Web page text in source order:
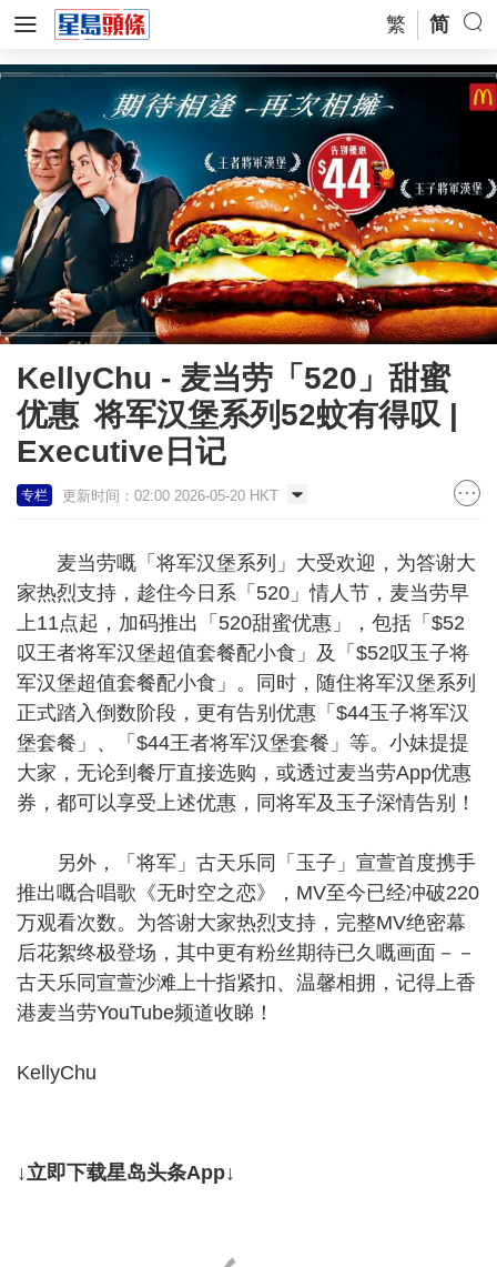
繁 简
KellyChu - 麦当劳「520」甜蜜
优惠 将军汉堡系列52蚊有得叹 |
Executive日记
专栏 更新时间：02:00 2026-05-20 HKT
麦当劳嘅「将军汉堡系列」大受欢迎，为答谢大
家热烈支持，趁住今日系「520」情人节，麦当劳早
上11点起，加码推出「520甜蜜优惠」，包括「$52
叹王者将军汉堡超值套餐配小食」及「$52叹玉子将
军汉堡超值套餐配小食」。同时，随住将军汉堡系列
正式踏入倒数阶段，更有告别优惠「$44玉子将军汉
堡套餐」、「$44王者将军汉堡套餐」等。小妹提提
大家，无论到餐厅直接选购，或透过麦当劳App优惠
券，都可以享受上述优惠，同将军及玉子深情告别！
另外，「将军」古天乐同「玉子」宣萱首度携手
推出嘅合唱歌《无时空之恋》，MV至今已经冲破220
万观看次数。为答谢大家热烈支持，完整MV绝密幕
后花絮终极登场，其中更有粉丝期待已久嘅画面－－
古天乐同宣萱沙滩上十指紧扣、温馨相拥，记得上香
港麦当劳YouTube频道收睇！
KellyChu
↓立即下载星岛头条App↓